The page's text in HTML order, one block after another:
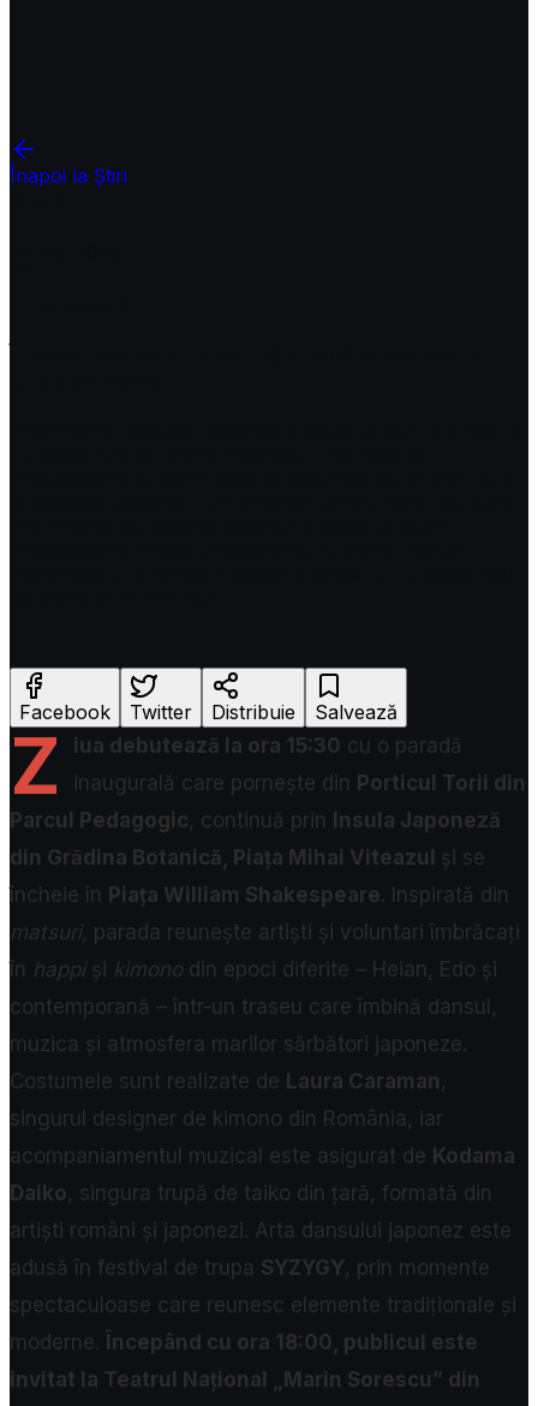
Înapoi la Știri
Facebook Twitter Distribuie Salvează
Z iua debutează la ora 15:30 cu o paradă
inaugurală care pornește din Porticul Torii din
Parcul Pedagogic, continuă prin
Insula Japoneză
din Grădina Botanică, Piața Mihai Viteazul și se
încheie în Piața William Shakespeare. Inspirată din
matsuri, parada reunește artiști și voluntari îmbrăcați
în happiși kimono din epoci diferite – Heian, Edo și
contemporană – într-un traseu care îmbină dansul,
muzica și atmosfera marilor sărbători japoneze.
Costumele sunt realizate de Laura Caraman ,
singurul designer de kimono din România, iar
acompaniamentul muzical este asigurat de Kodama
Daiko, singura trupă de taiko din țară, formată din
artiști români și japonezi. Arta dansului japonez este
adusă în festival de trupa SYZYGY, prin momente
spectaculoase care reunesc elemente tradiționale și
moderne. Începând cu ora 18:00, publicul este
invitat la Teatrul Național „Marin Sorescu” din